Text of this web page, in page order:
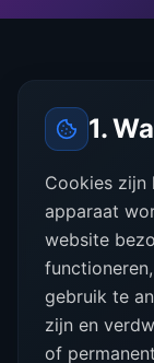
1.
Cookies zijn
apparaat
website
gebruik te
zijn en
of